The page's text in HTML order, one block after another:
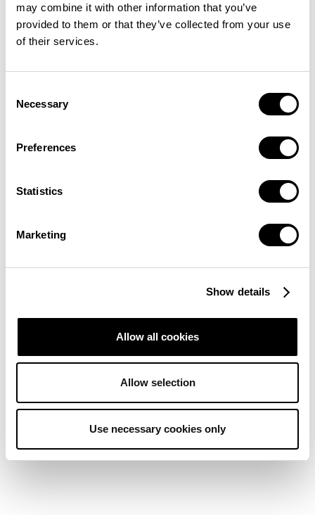
may combine it with other information that you’ve
provided to them or that they’ve collected from your use
of their services.
Selection
Necessary
Preferences
Statistics
Marketing
Show details
Allow all cookies
Allow selection
Use necessary cookies only